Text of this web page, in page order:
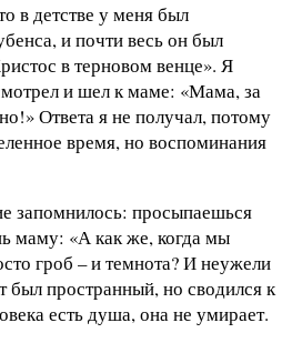
в детстве у меня был
и почти весь он был
в терновом венце». Я
и шел к маме: «Мама, за
Ответа я не получал, потому
время, но воспоминания
запомнилось: просыпаешься
маму: «А как же, когда мы
гроб – и темнота? И неужели
был пространный, но сводился к
есть душа, она не умирает.